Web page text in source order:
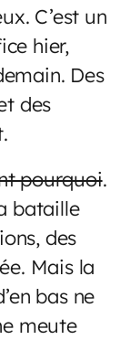
C’est un
hier,
Des
des
pourquoi.
bataille
des
Mais la
bas ne
meute